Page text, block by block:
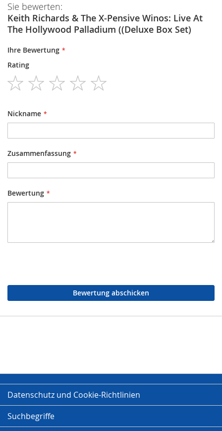
Sie bewerten:
Keith Richards & The X-Pensive Winos: Live At
The Hollywood Palladium ((Deluxe Box Set)
Ihre Bewertung
Rating
1
star
2
stars
3
stars
4
stars
Nickname
Zusammenfassung
Bewertung
Bewertung abschicken
Datenschutz und Cookie-Richtlinien
Suchbegriffe